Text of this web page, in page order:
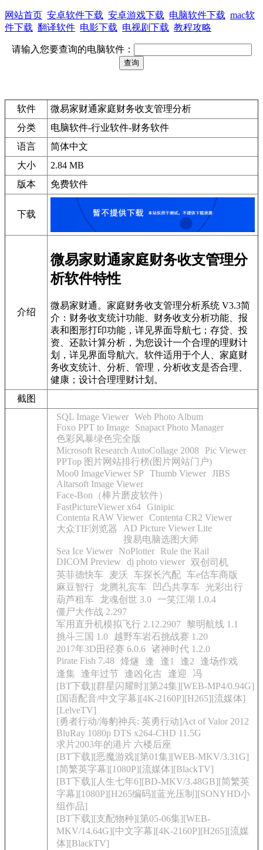
网站首页 安卓软件下载 安卓游戏下载 电脑软件下载 mac软
件下载 翻译软件 电影下载 电视剧下载 教程攻略
请输入您要查询的电脑软件：
软件
微易家财通家庭财务收支管理分析
分类
电脑软件-行业软件-财务软件
语言
简体中文
大小
2.84 MB
版本
免费软件
下载
介绍
微易家财通家庭财务收支管理分
析软件特性
微易家财通。家庭财务收支管理分析系统 V3.3简
介：财务收支统计功能、财务收支分析功能、报
表和图形打印功能，详见界面导航七；存贷、投
资、还款计算分析，为您设计一个合理的理财计
划，详见界面导航六。软件适用于个人、家庭财
务收支统计、分析、管理，分析收支是否合理、
健康；设计合理理财计划。
截图
SQL Image Viewer Web Photo Album
Foxo PPT to Image
Snapact Photo Manager
色彩风暴绿色完全版
Microsoft Research AutoCollage 2008
Pic Viewer
PPTop 图片网站排行榜(图片网站门户)
Moo0 ImageViewer SP
Thumb Viewer JIBS
Altarsoft Image Viewer
Face-Bon（棒片磨皮软件）
FastPictureViewer x64 Ginipic
Contenta RAW Viewer Contenta CR2 Viewer
大众TIF浏览器
AD Picture Viewer Lite
搜易电脑选图大师
Sea Ice Viewer
NoPlotter
Rule the Rail
DICOM Preview
dj photo viewer
双创司机
英菲德快车
麦沃 车探长汽配 车e估车商版
麻豆智行
龙腾礼宾车 凹凸共享车
光彩出行
葫芦租车
龙魂创世 3.0
一笑江湖 1.0.4
僵尸大作战 2.297
军用直升机模拟飞行 2.12.2907
黎明航线 1.1
挑斗三国 1.0
越野车岩石挑战赛 1.20
2017年3D田径赛 6.0.6 诸神时代 1.2.0
Pirate Fish 7.48 烽燧 逢 逢1 逢2
逢场作戏
逢集
逢年过节 逢凶化吉 逢迎
冯
[BT下载][群星闪耀时][第24集][WEB-MP4/0.94G]
[国语配音/中文字幕][4K-2160P][H265][流媒体]
[LelveTV]
[勇者行动/海豹神兵: 英勇行动]Act of Valor 2012
BluRay 1080p DTS x264-CHD 11.5G
求片2003年的港片 六楼后座
[BT下载][恶魔游戏][第01集][WEB-MKV/3.31G]
[简繁英字幕][1080P][流媒体][BlackTV]
[BT下载][人生七年6][BD-MKV/3.48GB][简繁英
字幕][1080P][H265编码][蓝光压制][SONYHD小
组作品]
[BT下载][支配物种][第05-06集][WEB-
MKV/14.64G][中文字幕][4K-2160P][H265][流媒
体][BlackTV]